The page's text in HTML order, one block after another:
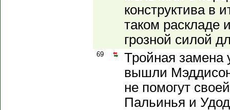
конструктива в
таком раскладе
грозной силой
69
Тройная замена
вышли
не помогут
Пальинья и